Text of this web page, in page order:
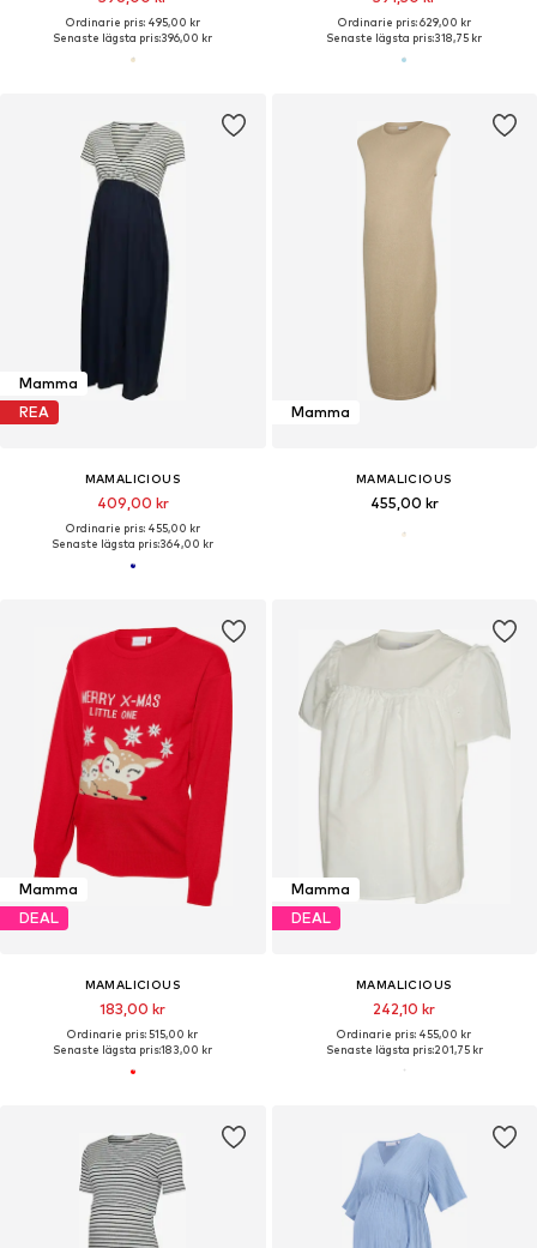
Ordinarie pris: 495,00 kr
Senaste lägsta pris:396,00 kr
Ordinarie pris: 629,00 kr
Senaste lägsta pris:318,75 kr
Mamma
REA
MAMALICIOUS
409,00 kr
Ordinarie pris: 455,00 kr
Senaste lägsta pris:364,00 kr
Mamma
MAMALICIOUS
455,00 kr
Mamma
DEAL
MAMALICIOUS
183,00 kr
Ordinarie pris: 515,00 kr
Senaste lägsta pris:183,00 kr
Mamma
DEAL
MAMALICIOUS
242,10 kr
Ordinarie pris: 455,00 kr
Senaste lägsta pris:201,75 kr